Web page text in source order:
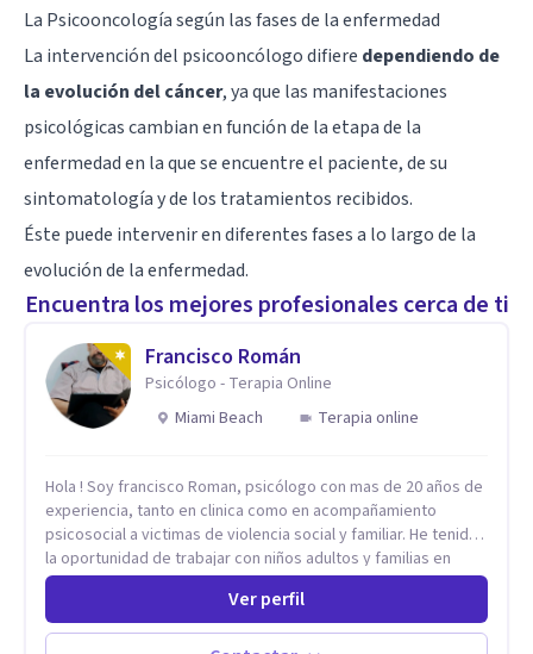
La Psicooncología según las fases de la enfermedad
La intervención del psicooncólogo difiere dependiendo de
la evolución del cáncer, ya que las manifestaciones
psicológicas cambian en función de la etapa de la
enfermedad en la que se encuentre el paciente, de su
sintomatología y de los tratamientos recibidos.
Éste puede intervenir en diferentes fases a lo largo de la
evolución de la enfermedad.
Encuentra los mejores profesionales cerca de ti
Francisco Román
Psicólogo - Terapia Online
Miami Beach
Terapia online
Hola ! Soy francisco Roman, psicólogo con mas de 20 años de
experiencia, tanto en clinica como en acompañamiento
psicosocial a victimas de violencia social y familiar. He tenido
la oportunidad de trabajar con niños adultos y familias en
todos los espacios y esto me ha dado un una variedad de
aprendizajes que ahora pongo a tu disposicion. En la
actualidad puedo atenderte de manera presencial y/o virtual,
Ver perfil